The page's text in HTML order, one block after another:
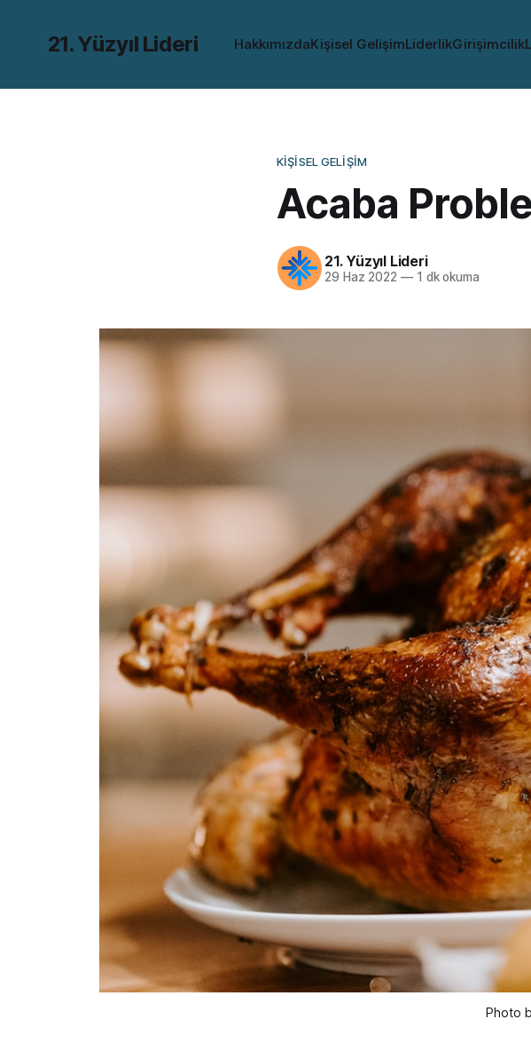
21. Yüzyıl Lideri HakkımızdaKişisel GelişimLiderlikGirişimcilik
KIŞISEL GELIŞIM
Acaba
21. Yüzyıl Lideri
29 Haz 2022 —1 dk okuma
Photo